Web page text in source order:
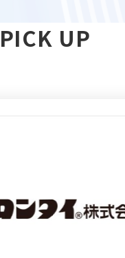
PICK UP